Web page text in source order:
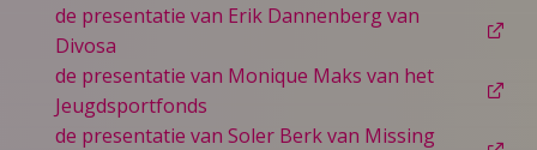
de presentatie van Erik Dannenberg van
Divosa
de presentatie van Monique Maks van het
Jeugdsportfonds
de presentatie van Soler Berk van Missing